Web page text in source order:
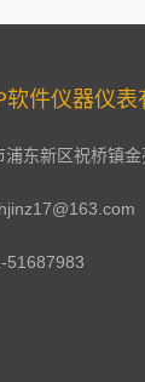
件仪器仪表
东新区祝桥镇金